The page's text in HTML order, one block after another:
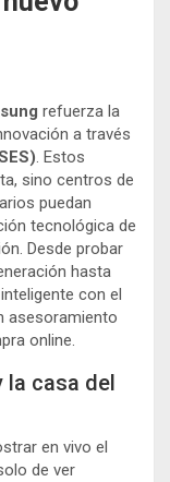
refuerza la
a través
. Estos
sino centros de
puedan
tecnológica de
Desde probar
hasta
con el
asesoramiento
online.
casa del
en vivo el
de ver